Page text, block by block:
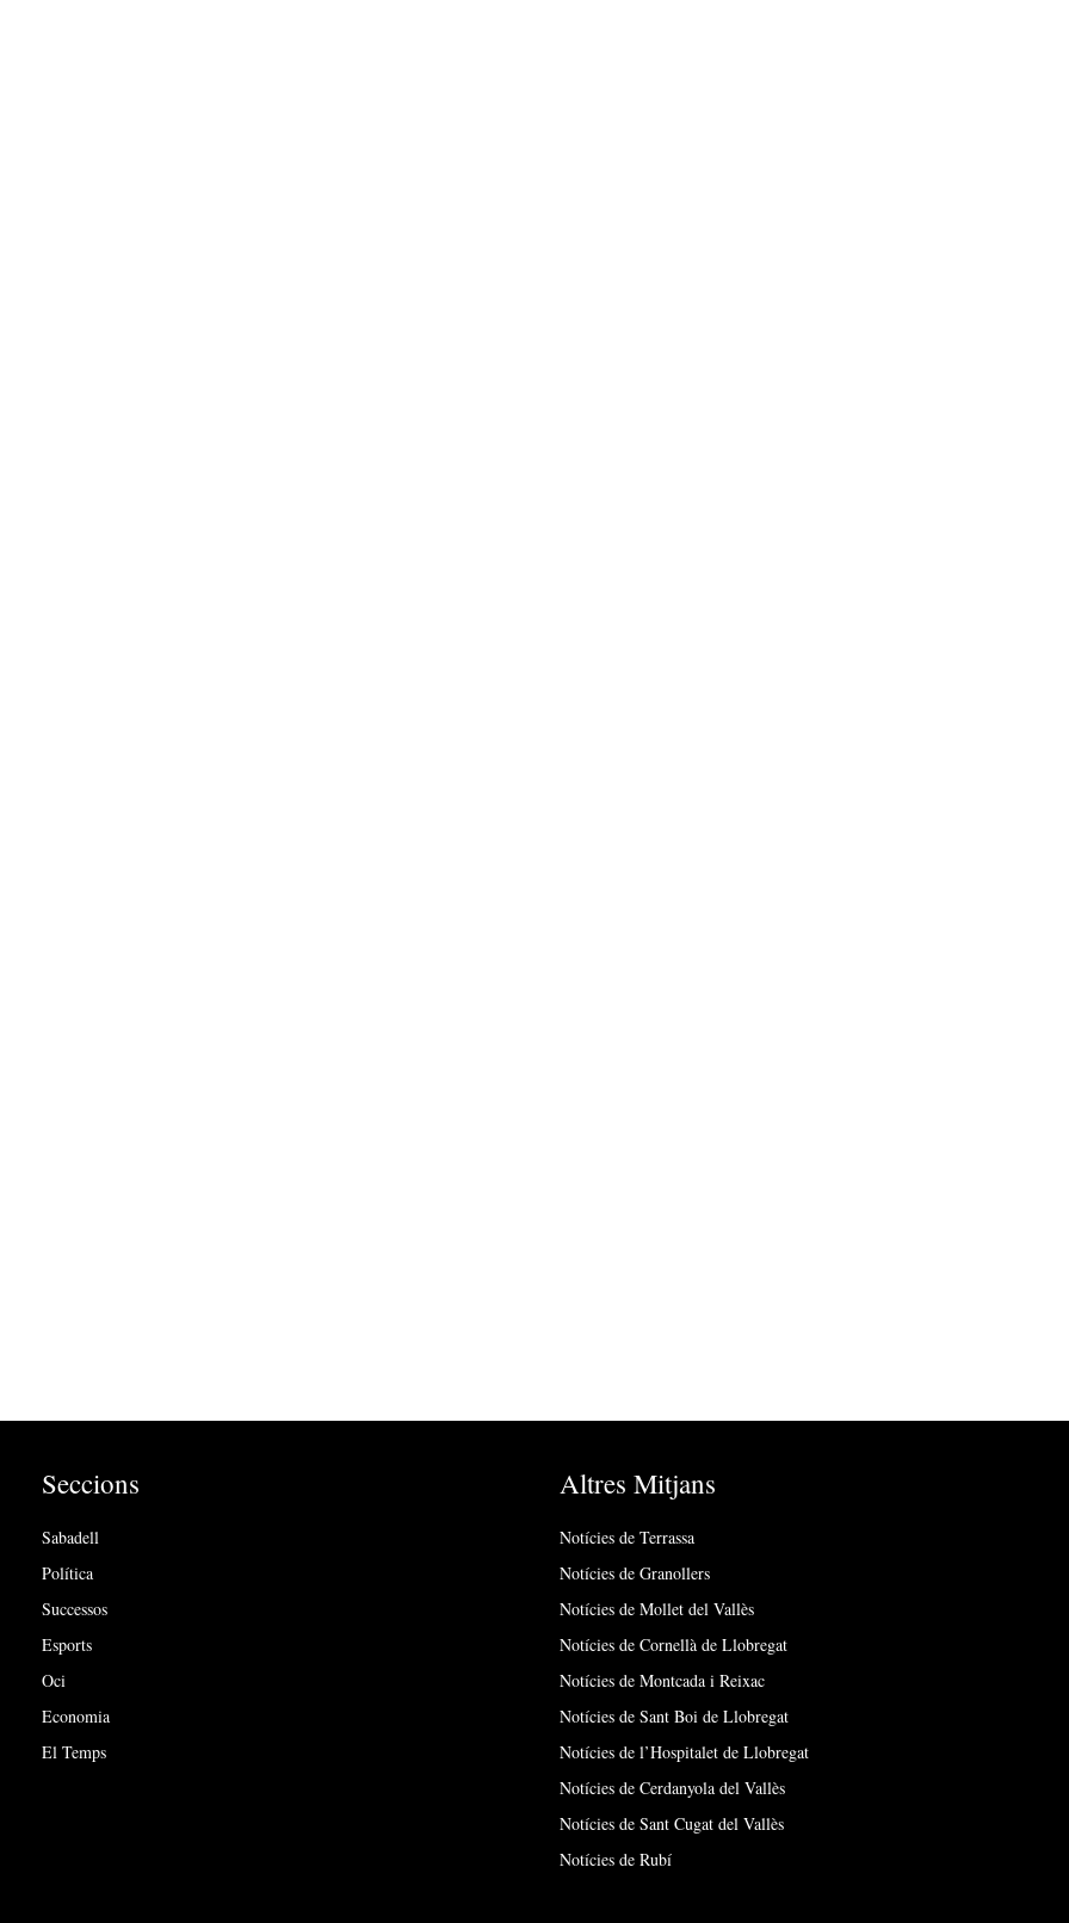
Seccions
Sabadell
Política
Successos
Esports
Oci
Economia
El Temps
Altres Mitjans
Notícies de Terrassa
Notícies de Granollers
Notícies de Mollet del Vallès
Notícies de Cornellà de Llobregat
Notícies de Montcada i Reixac
Notícies de Sant Boi de Llobregat
Notícies de l’Hospitalet de Llobregat
Notícies de Cerdanyola del Vallès
Notícies de Sant Cugat del Vallès
Notícies de Rubí